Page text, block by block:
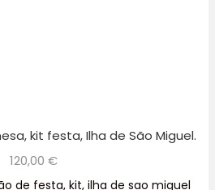
kit festa, Ilha de São Miguel.
120,00 €